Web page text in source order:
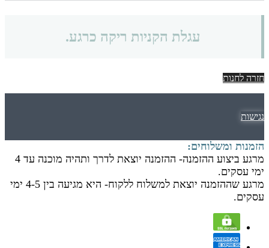
עגלת הקניות ריקה כרגע.
חזרה לחנות
אודות
izuvimetukim@gmail.com
0504663087
נגישות
הזמנות ומשלוחים:
מרגע ביצוע ההזמנה- ההזמנה יוצאת לדרך ותהיה מוכנה עד 4
ימי עסקים.
מרגע שההזמנה יוצאת למשלוח ללקוח- היא מגיעה בין 4-5 ימי
עסקים.